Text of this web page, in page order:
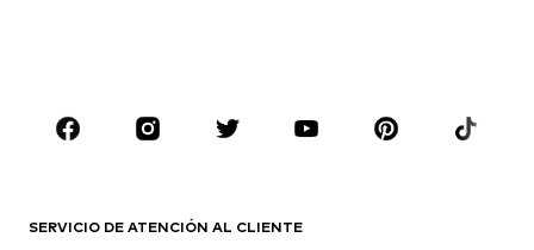
MARCAS
PUMA
ADIDAS SPORTSWEAR
SERVICIO DE ATENCIÓN AL CLIENTE